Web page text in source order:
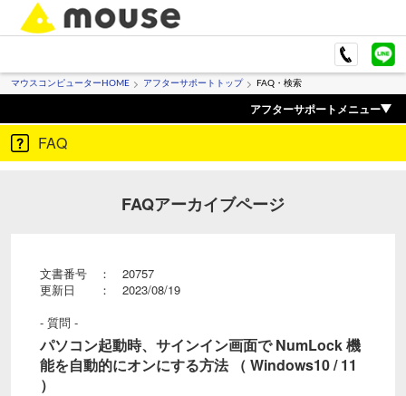
マウスコンピューターHOME アフターサポートトップ FAQ・検索
アフターサポートメニュー
FAQ
FAQアーカイブページ
文書番号 ： 20757
更新日 ： 2023/08/19
- 質問 -
パソコン起動時、サインイン画面で NumLock 機
能を自動的にオンにする方法 （ Windows10 / 11
）